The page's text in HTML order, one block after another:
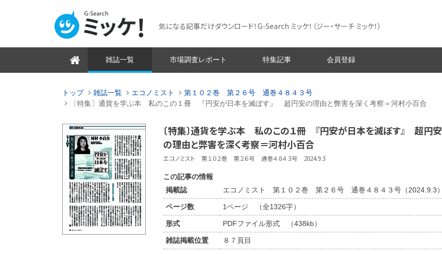
気になる記事だけダウンロード！G-Search ミッケ！ （ジー・サーチ ミッケ！）
雑誌一覧 市場調査レポート 特集記事 会員登録
トップ 雑誌一覧 エコノミスト
第１０２巻 第２６号 通巻４８４３号
〔特集〕通貨を学ぶ本 私のこの１冊 『円安が日本を滅ぼす』 超円安の理由と弊害を深く考察＝河村小百合
〔特集〕通貨を学ぶ本 私のこの１冊 『円安が日本を滅ぼす』 超円安
の理由と弊害を深く考察＝河村小百合
エコノミスト 第１０２巻 第２６号 通巻４８４３号 2024.9.3
この記事の情報
掲載誌
エコノミスト 第１０２巻 第２６号 通巻４８４３号（2024.9.3）
ページ数 1ページ （全1326字）
形式 PDFファイル形式 （438kb）
雑誌掲載位置 ８７頁目